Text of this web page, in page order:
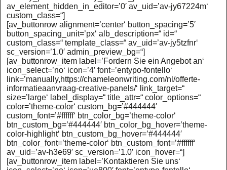
av_element_hidden_in_editor=’0′ av_uid=’av-jy67224m‘
custom_class=“]
[av_buttonrow alignment=’center‘ button_spacing=’5′
button_spacing_unit=’px‘ alb_description=“ id=“
custom_class=“ template_class=“ av_uid=’av-jy5tzfnr‘
sc_version=’1.0′ admin_preview_bg=“]
[av_buttonrow_item label=’Fordern Sie ein Angebot an‘
icon_select=’no‘ icon=’4′ font=’entypo-fontello‘
link=’manually,https://chameleonwriting.com/nl/offerte-
informatieaanvraag-creative-panels/‘ link_target=“
size=’large‘ label_display=“ title_attr=“ color_options=“
color=’theme-color‘ custom_bg=’#444444′
custom_font=’#ffffff‘ btn_color_bg=’theme-color‘
btn_custom_bg=’#444444′ btn_color_bg_hover=’theme-
color-highlight‘ btn_custom_bg_hover=’#444444′
btn_color_font=’theme-color‘ btn_custom_font=’#ffffff‘
av_uid=’av-h3e69′ sc_version=’1.0′ icon_hover=“]
[av_buttonrow_item label=’Kontaktieren Sie uns‘